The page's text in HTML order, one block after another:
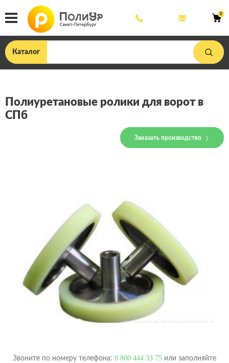
33
0
Каталог
Полиуретановые ролики для ворот в
СПб
Заказать производство
Звоните по номеру телефона: 8 800 444 33 75 или заполняйте